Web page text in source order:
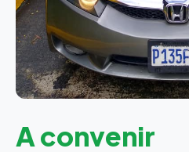
A convenir